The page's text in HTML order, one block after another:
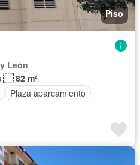
Piso
León
82 m²
Plaza aparcamiento